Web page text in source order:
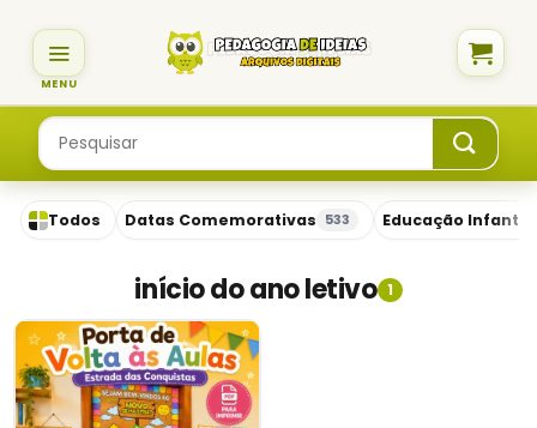
content
Pesquisar
por:
Todos Datas Comemorativas 533 Educação Infantil
início do ano letivo 1